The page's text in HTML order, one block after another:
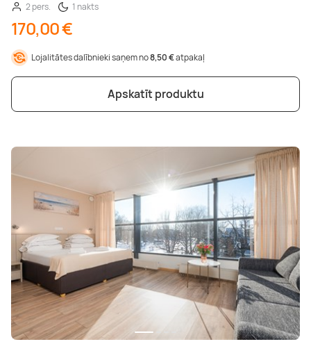
2 pers.
1 nakts
170,00 €
Lojalitātes dalībnieki saņem no8,50 €atpakaļ
Apskatīt produktu